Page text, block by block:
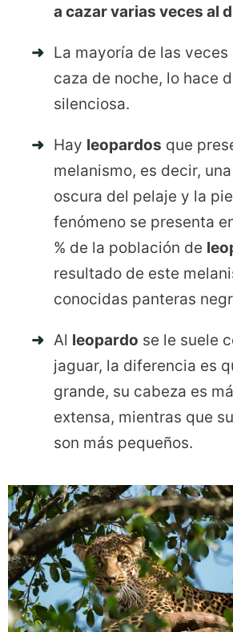
a cazar varias veces al
La mayoría de las veces
caza de noche, lo hace
silenciosa.
Hay leopardos que
melanismo, es decir,
oscura del pelaje y la
fenómeno se presenta
% de la población de
resultado de este
conocidas panteras
Al leopardo se le suele
jaguar, la diferencia es
grande, su cabeza es
extensa, mientras que
son más pequeños.